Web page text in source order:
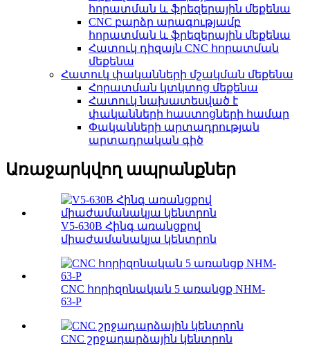
հորատման և ֆրեզերային մեքենա
CNC բարձր արագությամբ
հորատման և ֆրեզերային մեքենա
Հատուկ դիզայն CNC հորատման
մեքենա
Հատուկ փականների մշակման մեքենա
Հորատման կտկտոց մեքենա
Հատուկ նախատեսված է
փականների հաստոցների համար
Փականների արտադրության
արտադրական գիծ
Առաջարկվող ապրանքներ
V5-630B Հինգ առանցքով
միաժամանակյա կենտրոն
CNC հորիզոնական 5 առանցք NHM-
63-P
CNC շրջադարձային կենտրոն